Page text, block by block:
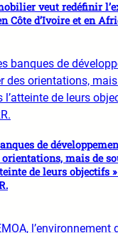
veut redéfinir
Côte d’Ivoire et en
de
orientations, mais de
de leurs objectifs